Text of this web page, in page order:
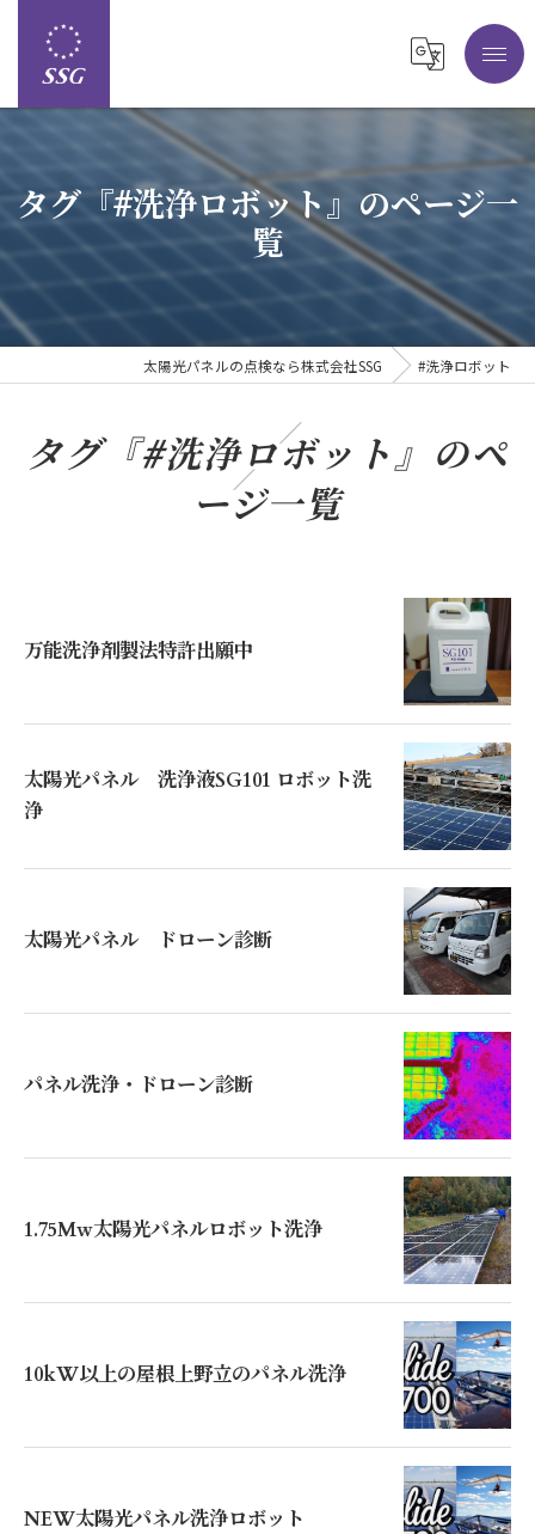
タグ『#洗浄ロボット』のページ一
覧
太陽光パネルの点検なら株式会社SSG #洗浄ロボット
タグ『#洗浄ロボット』のペ
ージ一覧
万能洗浄剤製法特許出願中
太陽光パネル 洗浄液SG101 ロボット洗
浄
太陽光パネル ドローン診断
パネル洗浄・ドローン診断
1.75Mw太陽光パネルロボット洗浄
10kW以上の屋根上野立のパネル洗浄
NEW太陽光パネル洗浄ロボット